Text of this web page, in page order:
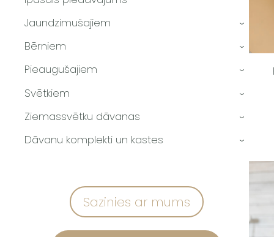
Jaundzimušajiem
›
Bērniem ›
Pieaugušajiem ›
Svētkiem ›
Ziemassvētku dāvanas ›
Dāvanu komplekti un kastes ›
Sazinies ar mums